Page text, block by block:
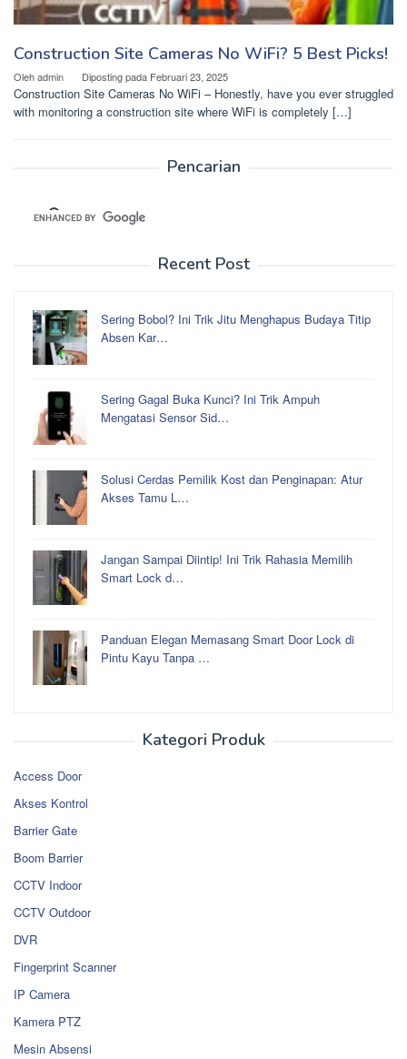
Construction Site Cameras No WiFi? 5 Best Picks!
Olehadmin Diposting pada Februari 23, 2025
Construction Site Cameras No WiFi – Honestly, have you ever struggled
with monitoring a construction site where WiFi is completely […]
Pencarian
Recent Post
Sering Bobol? Ini Trik Jitu Menghapus Budaya Titip
Absen Kar…
Sering Gagal Buka Kunci? Ini Trik Ampuh
Mengatasi Sensor Sid…
Solusi Cerdas Pemilik Kost dan Penginapan: Atur
Akses Tamu L…
Jangan Sampai Diintip! Ini Trik Rahasia Memilih
Smart Lock d…
Panduan Elegan Memasang Smart Door Lock di
Pintu Kayu Tanpa …
Kategori Produk
Access Door
Akses Kontrol
Barrier Gate
Boom Barrier
CCTV Indoor
CCTV Outdoor
DVR
Fingerprint Scanner
IP Camera
Kamera PTZ
Mesin Absensi